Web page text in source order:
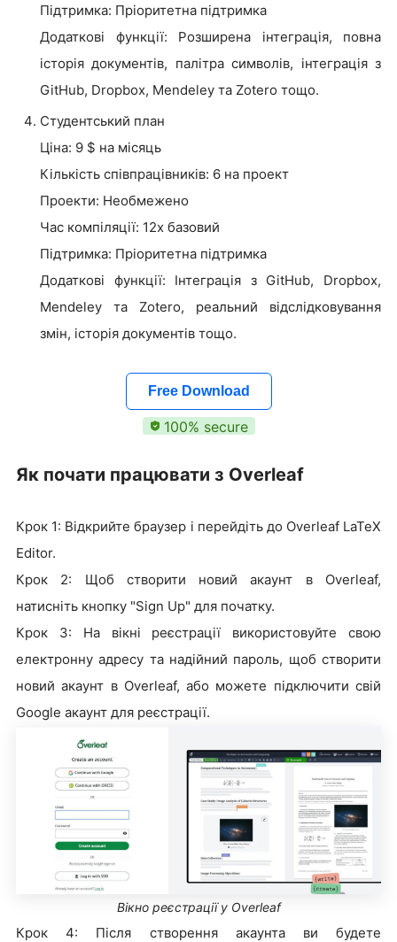
Підтримка: Пріоритетна підтримка
Додаткові функції: Розширена інтеграція, повна
історія документів, палітра символів, інтеграція з
GitHub, Dropbox, Mendeley та Zotero тощо.
Студентський план
Ціна: 9 $ на місяць
Кількість співпрацівників: 6 на проект
Проекти: Необмежено
Час компіляції: 12x базовий
Підтримка: Пріоритетна підтримка
Додаткові функції: Інтеграція з GitHub, Dropbox,
Mendeley та Zotero, реальний відслідковування
змін, історія документів тощо.
Free Download
100% secure
Як почати працювати з Overleaf
Крок 1: Відкрийте браузер і перейдіть до Overleaf LaTeX
Editor.
Крок 2: Щоб створити новий акаунт в Overleaf,
натисніть кнопку "Sign Up" для початку.
Крок 3: На вікні реєстрації використовуйте свою
електронну адресу та надійний пароль, щоб створити
новий акаунт в Overleaf, або можете підключити свій
Google акаунт для реєстрації.
Вікно реєстрації у Overleaf
Крок 4: Після створення акаунта ви будете